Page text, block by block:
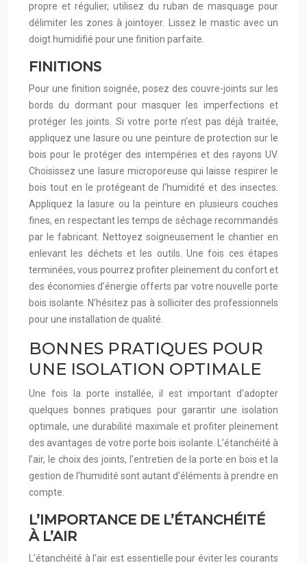
propre et régulier, utilisez du ruban de masquage pour
délimiter les zones à jointoyer. Lissez le mastic avec un
doigt humidifié pour une finition parfaite.
FINITIONS
Pour une finition soignée, posez des couvre-joints sur les
bords du dormant pour masquer les imperfections et
protéger les joints. Si votre porte n’est pas déjà traitée,
appliquez une lasure ou une peinture de protection sur le
bois pour le protéger des intempéries et des rayons UV.
Choisissez une lasure microporeuse qui laisse respirer le
bois tout en le protégeant de l’humidité et des insectes.
Appliquez la lasure ou la peinture en plusieurs couches
fines, en respectant les temps de séchage recommandés
par le fabricant. Nettoyez soigneusement le chantier en
enlevant les déchets et les outils. Une fois ces étapes
terminées, vous pourrez profiter pleinement du confort et
des économies d’énergie offerts par votre nouvelle porte
bois isolante. N’hésitez pas à solliciter des professionnels
pour une installation de qualité.
BONNES PRATIQUES POUR
UNE ISOLATION OPTIMALE
Une fois la porte installée, il est important d’adopter
quelques bonnes pratiques pour garantir une isolation
optimale, une durabilité maximale et profiter pleinement
des avantages de votre porte bois isolante. L’étanchéité à
l’air, le choix des joints, l’entretien de la porte en bois et la
gestion de l’humidité sont autant d’éléments à prendre en
compte.
L’IMPORTANCE DE L’ÉTANCHÉITÉ
À L’AIR
L’étanchéité à l’air est essentielle pour éviter les courants